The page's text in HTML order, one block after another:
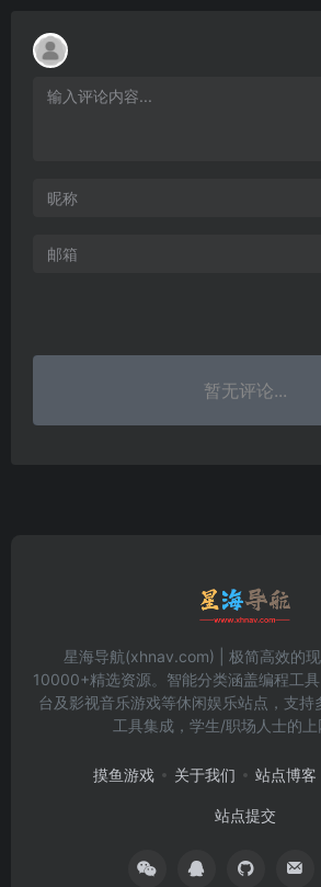
暂无评论...
星海导航(xhnav.com) | 极简高效的
10000+精选资源。智能分类涵盖编程工
台及影视音乐游戏等休闲娱乐站点，支持
工具集成，学生/职场人士的上
摸鱼游戏 关于我们 站点博客
站点提交